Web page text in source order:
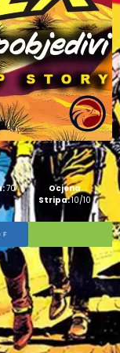
70
Ocjena
Stripa:10/10